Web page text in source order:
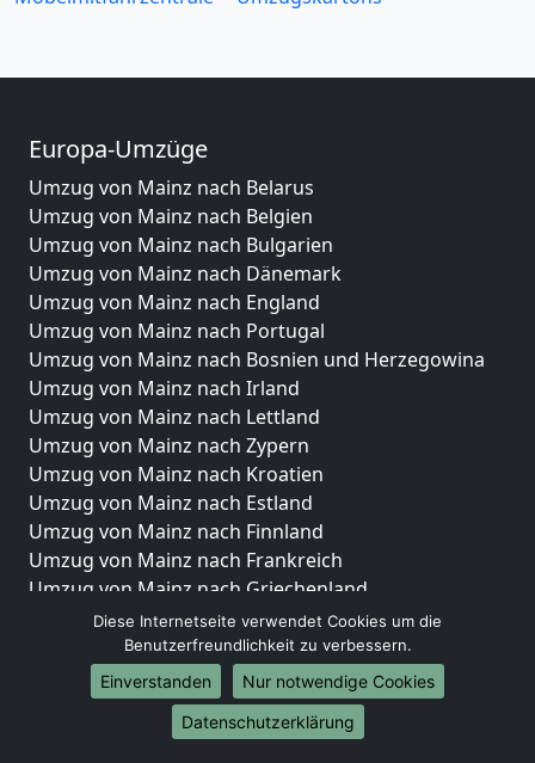
Europa-Umzüge
Umzug von Mainz nach Belarus
Umzug von Mainz nach Belgien
Umzug von Mainz nach Bulgarien
Umzug von Mainz nach Dänemark
Umzug von Mainz nach England
Umzug von Mainz nach Portugal
Umzug von Mainz nach Bosnien und Herzegowina
Umzug von Mainz nach Irland
Umzug von Mainz nach Lettland
Umzug von Mainz nach Zypern
Umzug von Mainz nach Kroatien
Umzug von Mainz nach Estland
Umzug von Mainz nach Finnland
Umzug von Mainz nach Frankreich
Umzug von Mainz nach Griechenland
Umzug von Mainz nach Italien
Umzug von Mainz nach Liechtenstein
Umzug von Mainz nach Luxemburg
Umzug von Mainz nach Niederlande
Umzug von Mainz nach Norwegen
Diese Internetseite verwendet Cookies um die
Benutzerfreundlichkeit zu verbessern.
Einverstanden
Nur notwendige Cookies
Datenschutzerklärung